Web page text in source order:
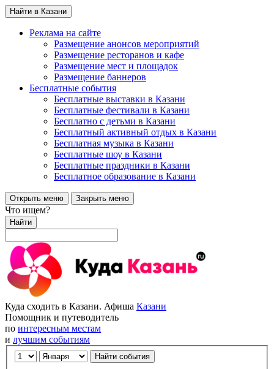
Найти в Казани
Реклама на сайте
Размещение анонсов мероприятий
Размещение ресторанов и кафе
Размещение мест и площадок
Размещение баннеров
Бесплатные события
Бесплатные выставки в Казани
Бесплатные фестивали в Казани
Бесплатно с детьми в Казани
Бесплатный активный отдых в Казани
Бесплатная музыка в Казани
Бесплатные шоу в Казани
Бесплатные праздники в Казани
Бесплатное образование в Казани
Открыть меню Закрыть меню
Что ищем?
Найти
Куда сходить в Казани. Афиша Казани
Помощник и путеводитель
по интересным местам
и лучшим событиям